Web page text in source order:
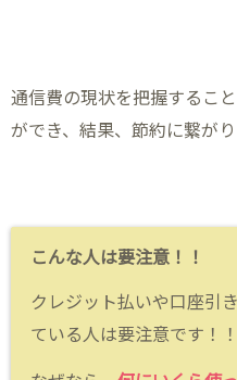
通信費の現状を把握するこ
ができ、結果、節約に繋が
こんな人は要注意！！
クレジット払いや口座引
ている人は要注意です！！